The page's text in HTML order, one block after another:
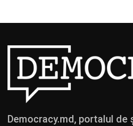
Democracy.md, portalul